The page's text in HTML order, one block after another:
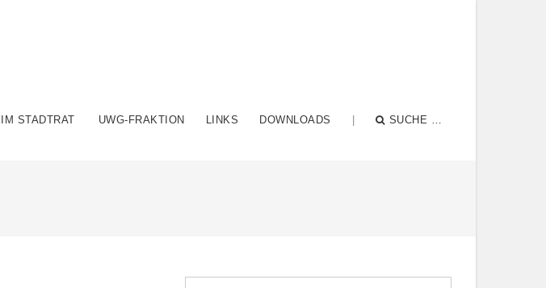
STADTRAT UWG-FRAKTION LINKS DOWNLOADS SUCHE …